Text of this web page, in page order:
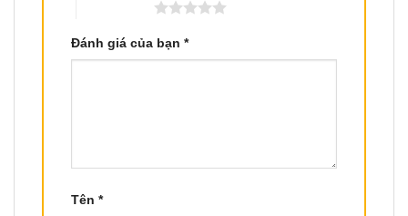
Đánh giá của bạn *
Tên *